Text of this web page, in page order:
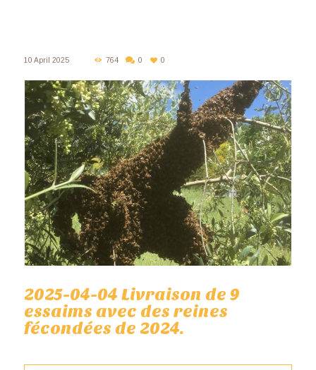
10 April 2025 764 0 0
2025-04-04 Livraison de 9
essaims avec des reines
fécondées de 2024.